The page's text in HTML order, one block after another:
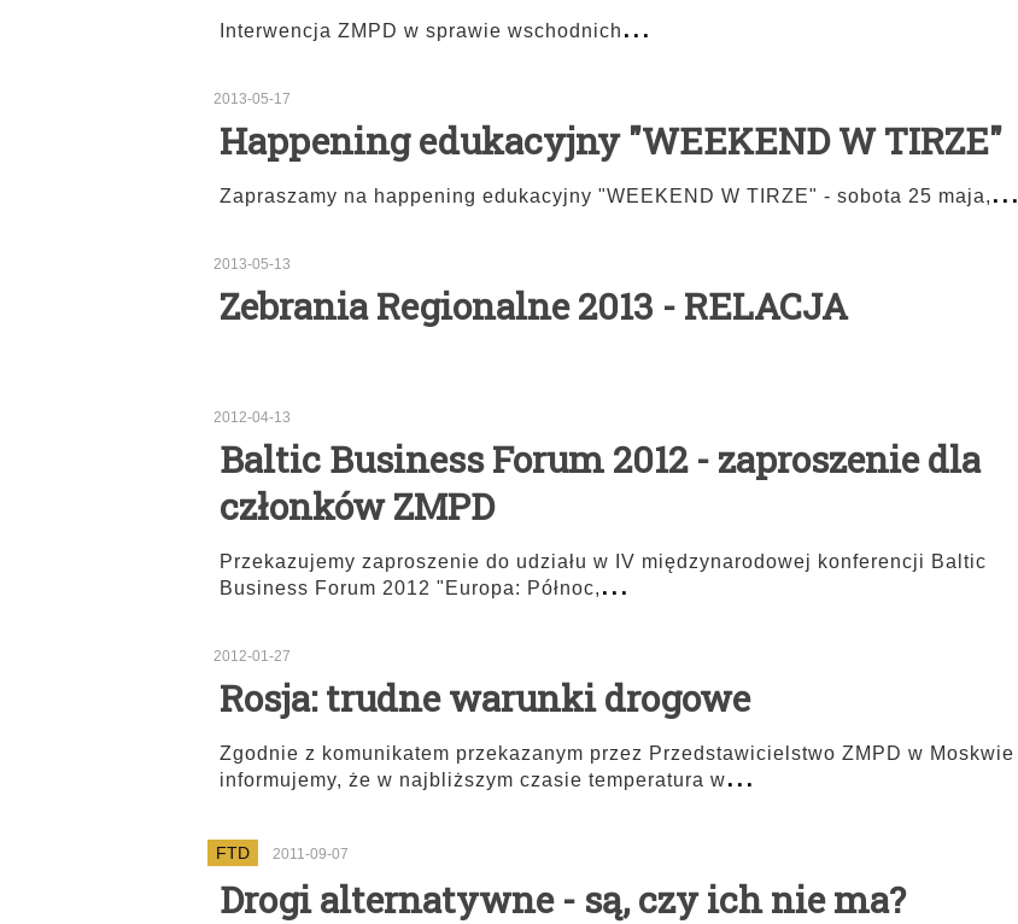
Interwencja ZMPD w sprawie wschodnich ...
2013-05-17
Happening edukacyjny "WEEKEND W TIRZE"
Zapraszamy na happening edukacyjny "WEEKEND W TIRZE" - sobota 25 maja, ...
2013-05-13
Zebrania Regionalne 2013 - RELACJA
2012-04-13
Baltic Business Forum 2012 - zaproszenie dla
członków ZMPD
Przekazujemy zaproszenie do udziału w IV międzynarodowej konferencji Baltic
Business Forum 2012 "Europa: Północ,...
2012-01-27
Rosja: trudne warunki drogowe
Zgodnie z komunikatem przekazanym przez Przedstawicielstwo ZMPD w Moskwie
informujemy, że w najbliższym czasie temperatura w...
FTD 2011-09-07
Drogi alternatywne - są, czy ich nie ma?